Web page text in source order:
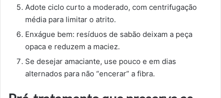
Adote ciclo curto a moderado, com centrifugação
média para limitar o atrito.
Enxágue bem: resíduos de sabão deixam a peça
opaca e reduzem a maciez.
Se desejar amaciante, use pouco e em dias
alternados para não “encerar” a fibra.